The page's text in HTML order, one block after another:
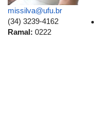
missilva@ufu.br
(34) 3239-4162
Ramal: 0222